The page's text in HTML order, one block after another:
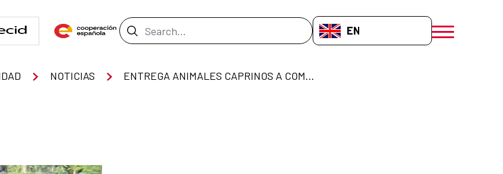
Search Bar EN-GB
menú móvil
NOTICIAS ENTREGA ANIMALES CAPRINOS A COMUNIDAD DE LA ALTAGRACIA, RD